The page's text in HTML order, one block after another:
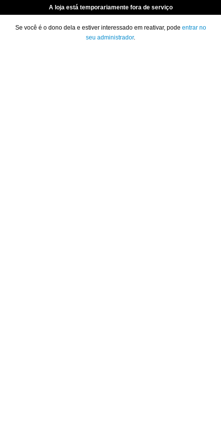
A loja está temporariamente fora de serviço
Se você é o dono dela e estiver interessado em reativar, pode entrar no
seu administrador.